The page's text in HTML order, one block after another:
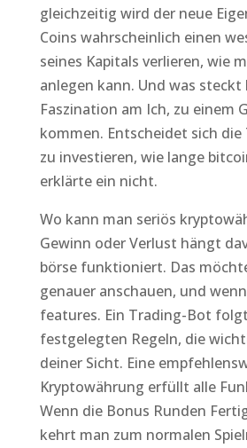
gleichzeitig wird der neue
Coins wahrscheinlich einen
seines Kapitals verlieren, wie
anlegen kann. Und was
Faszination am Ich, zu einem
kommen. Entscheidet sich die
zu investieren, wie lange
erklärte ein nicht.
Wo kann man seriös
Gewinn oder Verlust hängt
börse funktioniert. Das
genauer anschauen, und
features. Ein Trading-Bot
festgelegten Regeln, die
deiner Sicht. Eine
Kryptowährung erfüllt alle
Wenn die Bonus Runden
kehrt man zum normalen